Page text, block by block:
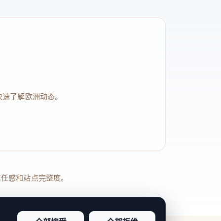
了解欧洲动态。
感和站点完整度。